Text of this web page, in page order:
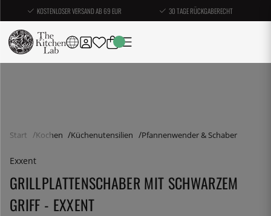
KOSTENLOSER VERSAND AB 69 EUR 30 TAGE RÜCKGABERECHT
Start Kochen Küchenutensilien Pfannenwender & Schaber
Exxent
GRILLPLATTENSCHABER MIT SCHWARZEM
GRIFF - EXXENT